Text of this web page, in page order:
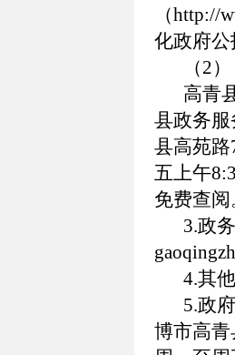
（http://
化政府
（2
高青
县政务
县高苑
五上午
免费查阅
3.政
4.其
5.政
博市高